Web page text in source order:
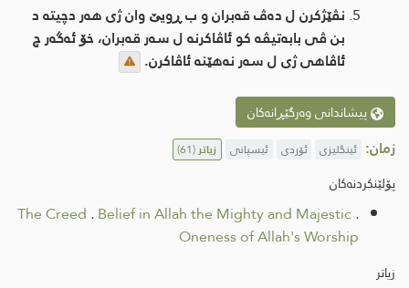
نڤێژكرن ل ده‌ڤ قه‌بران و ب ڕویێ وان ژی هه‌ر دچیته‌ د
بن ڤی بابه‌تیڤه‌ كو ئاڤاكرنه‌ ل سه‌ر قه‌بران، خۆ ئه‌گه‌ر چ
ئاڤاهی ژی ل سه‌ر نه‌هێنه‌ ئاڤاكرن.
پیشاندانی وەرگێڕانەکان
زمان: ئینگلیزی ئۆردی ئیسپانی زیاتر(61)
پۆلێنکردنەکان
The Creed .Belief in Allah the Mighty and Majestic .
Oneness of Allah's Worship
زیاتر